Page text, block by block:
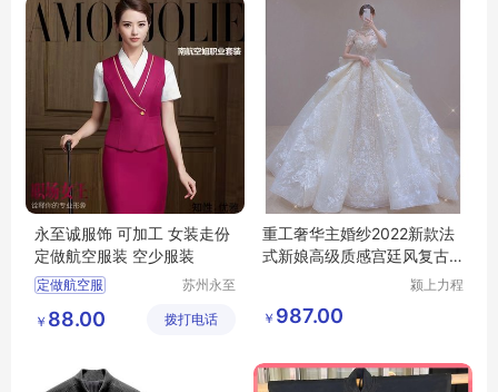
永至诚服饰 可加工 女装走份
定做航空服装 空少服装
定做航空服
东方航空服定做
定做空姐服装
苏州永至
限公司
￥ 88.00 拨打电话
重工奢华主婚纱2022新款法
式新娘高级质感宫廷风复古
颍上力程
￥ 987.00